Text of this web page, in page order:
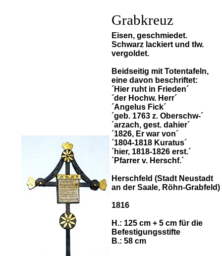
Grabkreuz
Eisen, geschmiedet.
Schwarz lackiert und tlw.
vergoldet.
Beidseitig mit Totentafeln,
eine davon beschriftet:
´Hier ruht in Frieden´
´der Hochw. Herr´
´Angelus Fick´
´geb. 1763 z. Oberschw-´
´arzach, gest. dahier´
´1826, Er war von´
´1804-1818 Kuratus´
´hier, 1818-1826 erst.´
´Pfarrer v. Herschf.´
Herschfeld (Stadt Neustadt
an der Saale, Röhn-Grabfeld)
1816
H.: 125 cm + 5 cm für die
Befestigungsstifte
B.: 58 cm